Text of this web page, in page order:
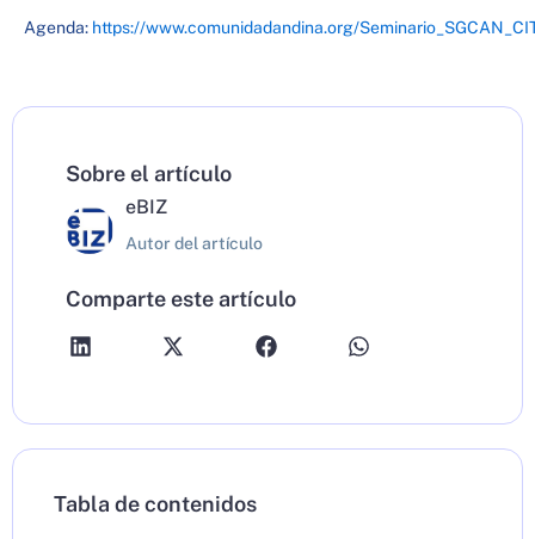
Agenda: https://www.comunidadandina.org/
Sobre el artículo
eBIZ
Autor del artículo
Comparte este artículo
Tabla de contenidos